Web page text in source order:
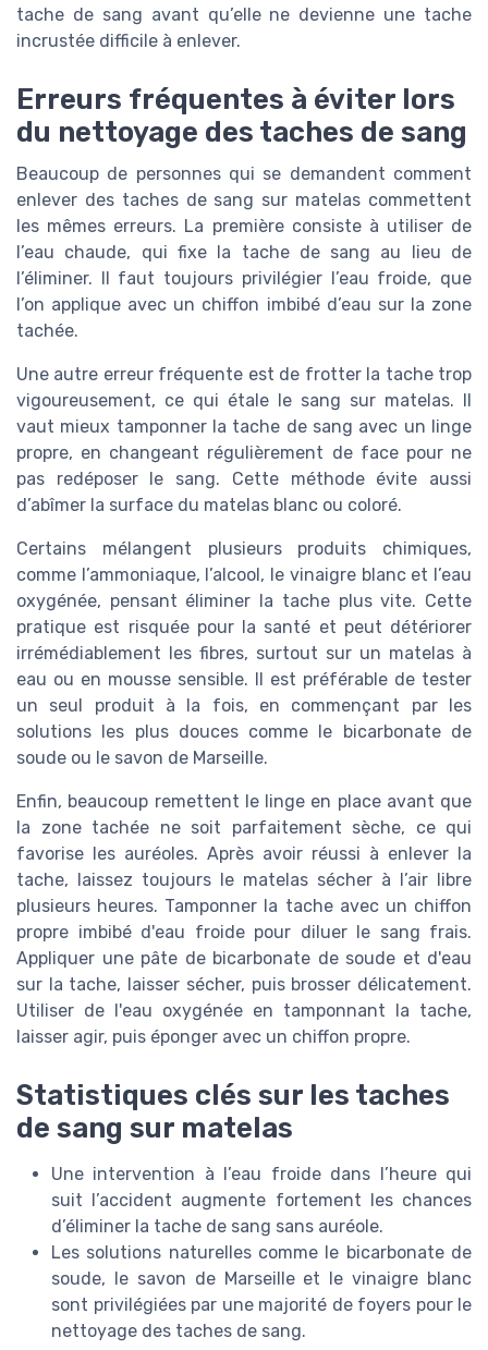
tache de sang avant qu’elle ne devienne une tache
incrustée difficile à enlever.
Erreurs fréquentes à éviter lors
du nettoyage des taches de sang
Beaucoup de personnes qui se demandent comment
enlever des taches de sang sur matelas commettent
les mêmes erreurs. La première consiste à utiliser de
l’eau chaude, qui fixe la tache de sang au lieu de
l’éliminer. Il faut toujours privilégier l’eau froide, que
l’on applique avec un chiffon imbibé d’eau sur la zone
tachée.
Une autre erreur fréquente est de frotter la tache trop
vigoureusement, ce qui étale le sang sur matelas. Il
vaut mieux tamponner la tache de sang avec un linge
propre, en changeant régulièrement de face pour ne
pas redéposer le sang. Cette méthode évite aussi
d’abîmer la surface du matelas blanc ou coloré.
Certains mélangent plusieurs produits chimiques,
comme l’ammoniaque, l’alcool, le vinaigre blanc et l’eau
oxygénée, pensant éliminer la tache plus vite. Cette
pratique est risquée pour la santé et peut détériorer
irrémédiablement les fibres, surtout sur un matelas à
eau ou en mousse sensible. Il est préférable de tester
un seul produit à la fois, en commençant par les
solutions les plus douces comme le bicarbonate de
soude ou le savon de Marseille.
Enfin, beaucoup remettent le linge en place avant que
la zone tachée ne soit parfaitement sèche, ce qui
favorise les auréoles. Après avoir réussi à enlever la
tache, laissez toujours le matelas sécher à l’air libre
plusieurs heures. Tamponner la tache avec un chiffon
propre imbibé d'eau froide pour diluer le sang frais.
Appliquer une pâte de bicarbonate de soude et d'eau
sur la tache, laisser sécher, puis brosser délicatement.
Utiliser de l'eau oxygénée en tamponnant la tache,
laisser agir, puis éponger avec un chiffon propre.
Statistiques clés sur les taches
de sang sur matelas
Une intervention à l’eau froide dans l’heure qui
suit l’accident augmente fortement les chances
d’éliminer la tache de sang sans auréole.
Les solutions naturelles comme le bicarbonate de
soude, le savon de Marseille et le vinaigre blanc
sont privilégiées par une majorité de foyers pour le
nettoyage des taches de sang.